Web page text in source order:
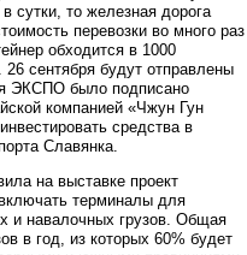
сутки, то железная дорога
перевозки во много раз
обходится в 1000
сентября будут отправлены
ЭКСПО было подписано
компанией «Чжун Гун
средства в
Славянка.
на выставке проект
терминалы для
и навалочных грузов. Общая
в год, из которых 60% будет